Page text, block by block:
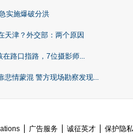
实施爆破分洪
天津？外交部：两个原因
路口指路，7位摄影师...
悲情蒙混 警方现场勘察发现...
广告服务 诚征英才
保护隐